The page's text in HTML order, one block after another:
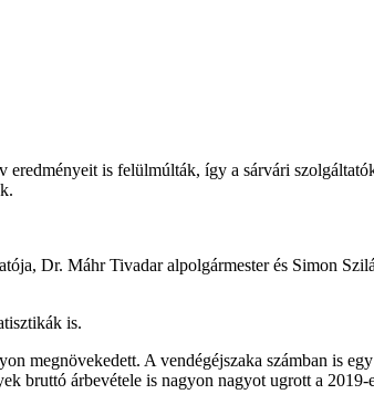
eredményeit is felülmúlták, így a sárvári
Dr. Máhr Tivadar alpolgármester és Simon
is.
megnövekedett. A vendégéjszaka számban is
bruttó árbevétele is nagyon nagyot ugrott a